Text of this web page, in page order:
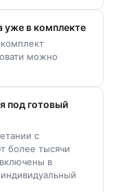
уже в комплекте
можно
под готовый
с
более тысячи
в